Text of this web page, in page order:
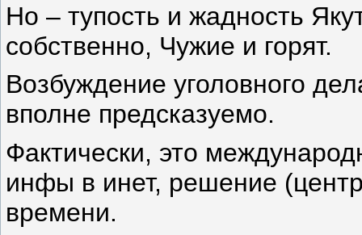
Но – тупость и жадность
собственно, Чужие и горят.
Возбуждение уголовного
вполне предсказуемо.
Фактически, это
инфы в инет, решение
времени.